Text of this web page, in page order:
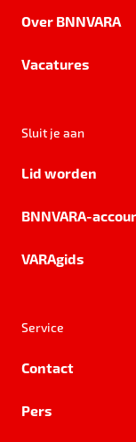
Over BNNVARA
Vacatures
Sluit je aan
Lid worden
BNNVARA-
VARAgids
Service
Contact
Pers